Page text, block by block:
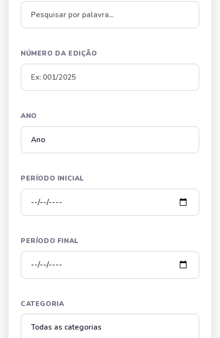
NÚMERO DA EDIÇÃO
ANO
PERÍODO INICIAL
PERÍODO FINAL
CATEGORIA